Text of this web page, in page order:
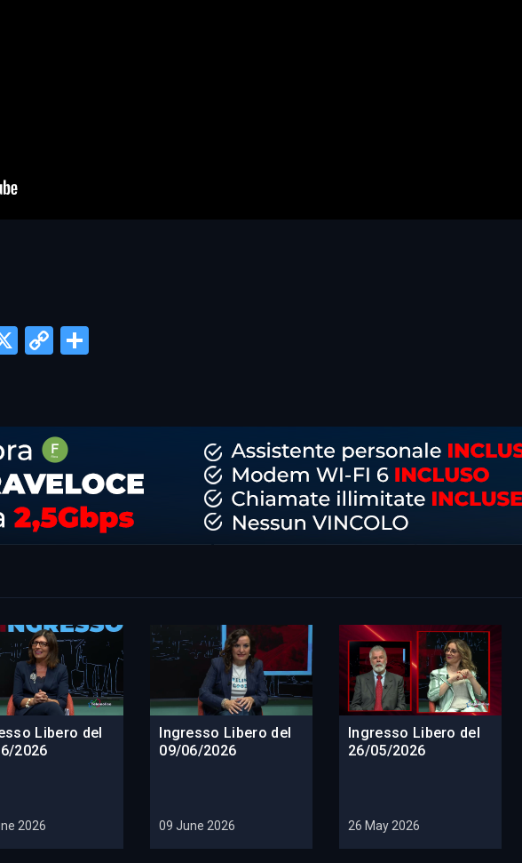
X CopyCondividi
Libero del
2026
2026
Ingresso Libero del
09/06/2026
09 June 2026
Ingresso Libero del
26/05/2026
26 May 2026